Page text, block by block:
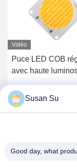
Vidéo
Puce LED COB
avec haute
LED COB
Susan Su
Good day, what